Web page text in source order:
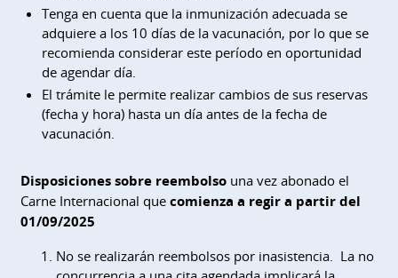
Tenga en cuenta que la inmunización adecuada se
adquiere a los 10 días de la vacunación, por lo que se
recomienda considerar este período en oportunidad
de agendar día.
El trámite le permite realizar cambios de sus reservas
(fecha y hora) hasta un día antes de la fecha de
vacunación.
Disposiciones sobre reembolsouna vez abonado el
Carne Internacional que comienza a regir a partir del
01/09/2025
No se realizarán reembolsos por inasistencia. La no